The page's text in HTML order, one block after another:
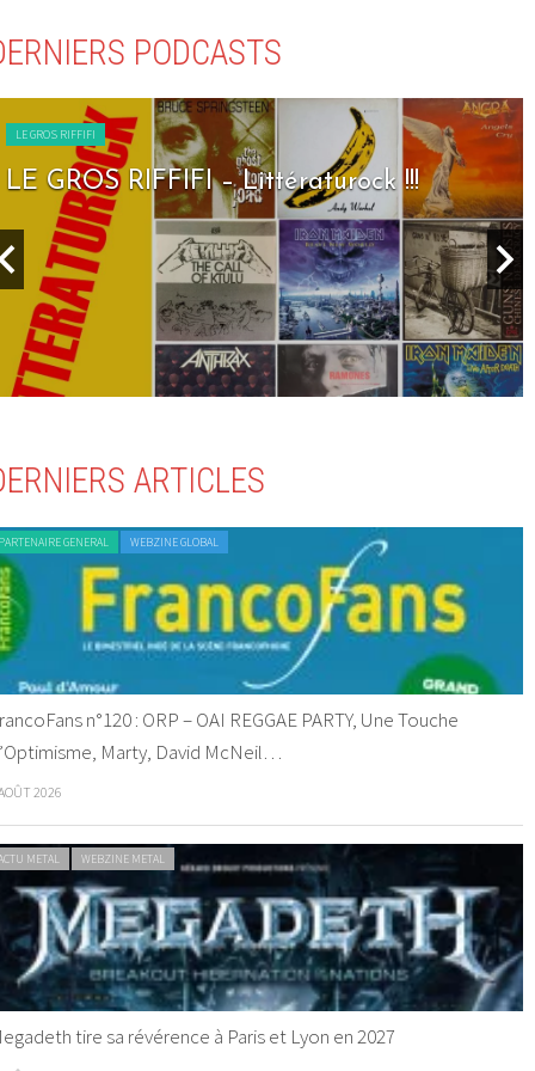
PODCASTS
LE GROS RIFFIFI
LE GROS RIFFIFI – Littératurock !!!
ARTICLES
GENERAL WEBZINE GLOBAL
n°120 : ORP – OAI REGGAE PARTY, Une Touche
Marty, David McNeil…
2026
METAL WEBZINE METAL
tire sa révérence à Paris et Lyon en 2027